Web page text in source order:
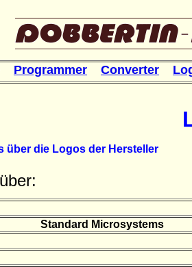
Programmer Converter
über die Logos der Hersteller
Standard Microsystems